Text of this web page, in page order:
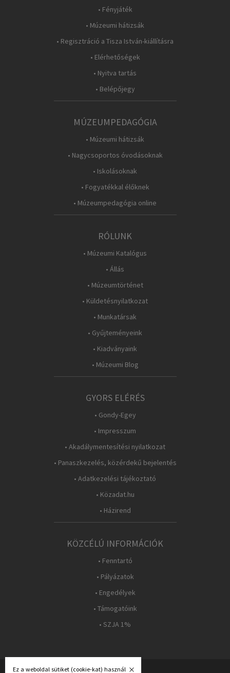
• Fényjáték
• Múzeumi hátizsák
• Regisztráció a Tisza István-kiállításra
• Elérhetőségek
• Nyitva tartás
• Belépőjegy
MÚZEUMPEDAGÓGIA
• Múzeumi hátizsák
• Nagycsoportos óvodásoknak
• Iskolásoknak
• Fogyatékkal élőknek
• Múzeumpedagógia online
RÓLUNK
• Múzeumi Katalógus
• Állás
• Múzeumtörténet
• Küldetésnyilatkozat
• Munkatársak
• Gyűjteményeink
• Kiadványaink
• Múzeumi Blog
GYORS ELÉRÉS
• Gondy-Egey
• Impresszum
• Akadálymentesítési nyilatkozat
• Panaszkezelés, közérdekű bejelentés
• Adatkezelési tájékoztató
• Közadat.hu
• Házirend
KÖZCÉLÚ INFORMÁCIÓK
• Fenntartó
• Pályázatok
• Engedélyek
• Támogatóink
• SZJA 1%
Ez a weboldal sütiket (cookie-kat) használ